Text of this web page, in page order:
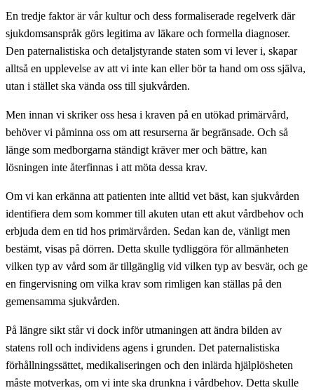
En tredje faktor är vår kultur och dess formaliserade regelverk där
sjukdomsanspråk görs legitima av läkare och formella diagnoser.
Den paternalistiska och detaljstyrande staten som vi lever i, skapar
alltså en upplevelse av att vi inte kan eller bör ta hand om oss själva,
utan i stället ska vända oss till sjukvården.
Men innan vi skriker oss hesa i kraven på en utökad primärvård,
behöver vi påminna oss om att resurserna är begränsade. Och så
länge som medborgarna ständigt kräver mer och bättre, kan
lösningen inte återfinnas i att möta dessa krav.
Om vi kan erkänna att patienten inte alltid vet bäst, kan sjukvården
identifiera dem som kommer till akuten utan ett akut vårdbehov och
erbjuda dem en tid hos primärvården. Sedan kan de, vänligt men
bestämt, visas på dörren. Detta skulle tydliggöra för allmänheten
vilken typ av vård som är tillgänglig vid vilken typ av besvär, och ge
en fingervisning om vilka krav som rimligen kan ställas på den
gemensamma sjukvården.
På längre sikt står vi dock inför utmaningen att ändra bilden av
statens roll och individens agens i grunden. Det paternalistiska
förhållningssättet, medikaliseringen och den inlärda hjälplösheten
måste motverkas, om vi inte ska drunkna i vårdbehov. Detta skulle